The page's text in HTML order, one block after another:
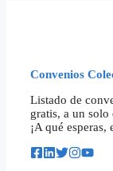
Convenios
Listado de
gratis, a un solo
¡A qué